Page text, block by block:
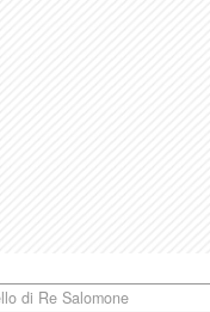
di Re Salomone